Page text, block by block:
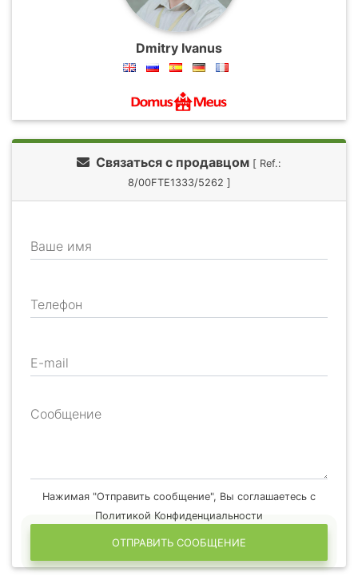
Dmitry Ivanus
Связаться с продавцом [ Ref.:
8/00FTE1333/5262 ]
Ваше имя
Телефон
E-mail
Сообщение
Нажимая "Отправить сообщение", Вы соглашаетесь с
Политикой Конфиденциальности
ОТПРАВИТЬ СООБЩЕНИЕ